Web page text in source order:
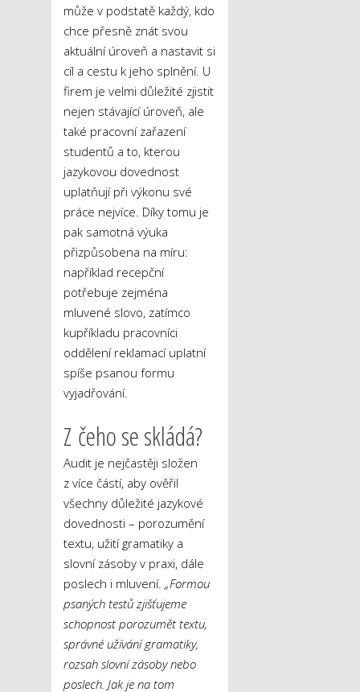
může v podstatě každý, kdo
chce přesně znát svou
aktuální úroveň a nastavit si
cíl a cestu k jeho splnění. U
firem je velmi důležité zjistit
nejen stávající úroveň, ale
také pracovní zařazení
studentů a to, kterou
jazykovou dovednost
uplatňují při výkonu své
práce nejvíce. Díky tomu je
pak samotná výuka
přizpůsobena na míru:
například recepční
potřebuje zejména
mluvené slovo, zatímco
kupříkladu pracovníci
oddělení reklamací uplatní
spíše psanou formu
vyjadřování.
Z čeho se skládá?
Audit je nejčastěji složen
z více částí, aby ověřil
všechny důležité jazykové
dovednosti – porozumění
textu, užití gramatiky a
slovní zásoby v praxi, dále
poslech i mluvení. „Formou
psaných testů zjišťujeme
schopnost porozumět textu,
správné užívání gramatiky,
rozsah slovní zásoby nebo
poslech. Jak je na tom